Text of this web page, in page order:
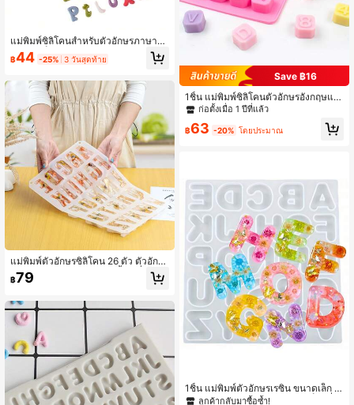
4.92 3.6K ผู้ติดตาม
4.92 3.6K ผู้ติดตาม
4.92 3.6K ผู้ติดตาม
แม่พิมพ์ซิลิโคนสำหรับตัวอักษรภาษาอัง
กฤษตัวเล็ก ตัวอักษรภาษาอังกฤษตัวให
ญ่ ขนาดเล็ก A-Z 26 ตัว เครื่องมือตกแ
สบู่
฿44 -25% 3 วันสุดท้าย
แม่พิมพ์ตัวอักษรซิลิโคน 26 ตัว ตัวอักษ
รอังกฤษหัตถกรรมแกว่งตุ้งติ้ง เครื่องปร
ะดับ การทำสบู่ ไข่ทรายเรซิ่น ตกแต่งบ้
฿79
Save ฿16
1ชิ้น แม่พิมพ์ซิลิโคนตัวอักษรอังกฤษแล
ะสัญลักษณ์ตัวเลข, DIY ตกแต่งเทียน
ก่อตั้งเมื่อ 1 ปีที่แล้ว
฿63 -20% โดยประมาณ
1ชิ้น แม่พิมพ์ตัวอักษรเรซิน ขนาดเล็ก แ
ม่พิมพ์ซิลิโคนตัวเลขตัวอักษรเอพ็อกซี่ เ
ลูกค้ากลับมาซื้อซ้ำ!